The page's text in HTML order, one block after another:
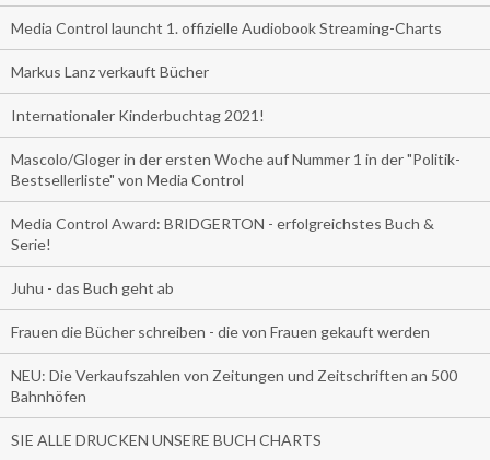
Media Control launcht 1. offizielle Audiobook Streaming-Charts
Markus Lanz verkauft Bücher
Internationaler Kinderbuchtag 2021!
Mascolo/Gloger in der ersten Woche auf Nummer 1 in der "Politik-
Bestsellerliste" von Media Control
Media Control Award: BRIDGERTON - erfolgreichstes Buch &
Serie!
Juhu - das Buch geht ab
Frauen die Bücher schreiben - die von Frauen gekauft werden
NEU: Die Verkaufszahlen von Zeitungen und Zeitschriften an 500
Bahnhöfen
SIE ALLE DRUCKEN UNSERE BUCH CHARTS